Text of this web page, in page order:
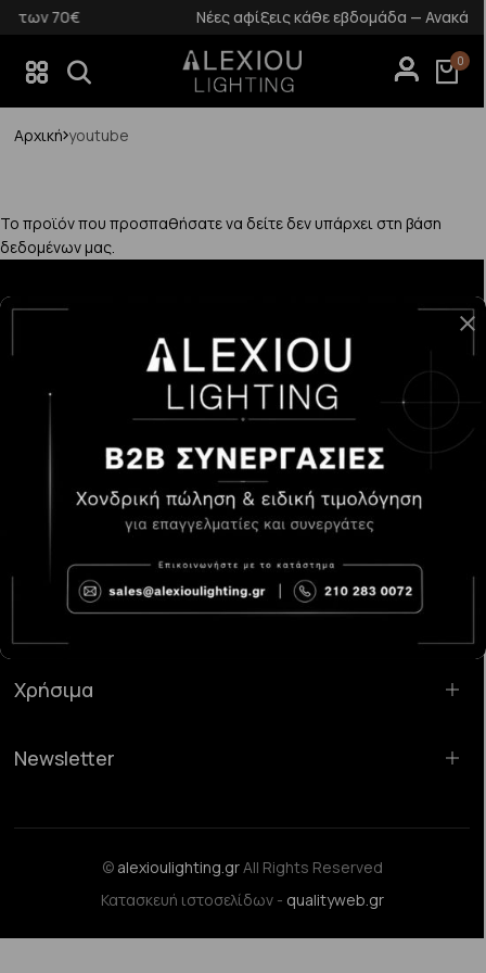
70€ Νέες αφίξεις κάθε εβδομάδα — Ανακάλυψέ
0
Αρχική youtube
Το προϊόν που προσπαθήσατε να δείτε δεν υπάρχει στη βάση
δεδομένων μας.
Κατάστημα Χαλάνδρι:Σαρανταπόρου 55, 15232, Χαλάνδρι
sales@alexioulighting.gr
210 283 0072
6983123181
Χρήσιμα
Newsletter
© alexioulighting.grAll Rights Reserved
Κατασκευή ιστοσελίδων - qualityweb.gr